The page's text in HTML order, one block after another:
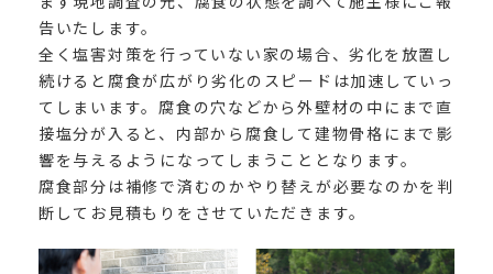
告いたします。
全く塩害対策を行っていない家の場合、劣化を放置し
続けると腐食が広がり劣化のスピードは加速していっ
てしまいます。腐食の穴などから外壁材の中にまで直
接塩分が入ると、内部から腐食して建物骨格にまで影
響を与えるようになってしまうこととなります。
腐食部分は補修で済むのかやり替えが必要なのかを判
断してお見積もりをさせていただきます。